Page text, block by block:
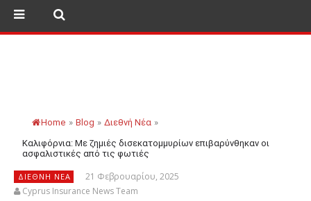
Home » Blog » Διεθνή Νέα »
Καλιφόρνια: Με ζημιές δισεκατομμυρίων επιβαρύνθηκαν οι
ασφαλιστικές από τις φωτιές
ΔΙΕΘΝΉ ΝΈΑ
21 Φεβρουαρίου, 2025
Cyprus Insurance News Team